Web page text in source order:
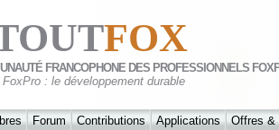
FOX
FRANCOPHONE DES PROFESSIONNELS
: le développement durable
Forum Contributions Applications Offres &